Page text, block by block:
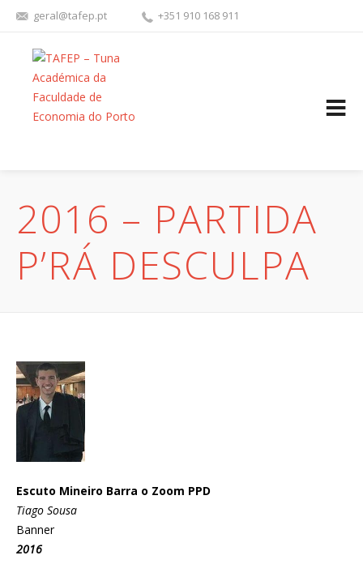
geral@tafep.pt +351 910 168 911
2016 – PARTIDA
P’RÁ DESCULPA
Escuto Mineiro Barra o Zoom PPD
Tiago Sousa
Banner
2016